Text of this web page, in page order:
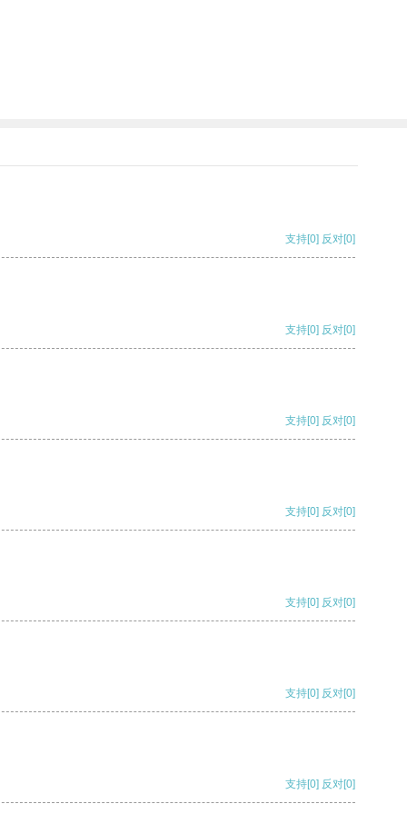
支持[0] 反对[0]
支持[0] 反对[0]
支持[0] 反对[0]
支持[0] 反对[0]
支持[0] 反对[0]
支持[0] 反对[0]
支持[0] 反对[0]